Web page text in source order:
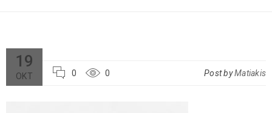
19
ΟΚΤ 0 0 Post byMatiakis